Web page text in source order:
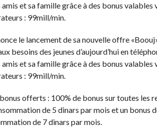
et sa famille grâce à des bonus valables
: 99mill/min.
le lancement de sa nouvelle offre
besoins des jeunes d’aujourd’hui en
et sa famille grâce à des bonus valables
: 99mill/min.
offerts : 100% de bonus sur toutes les
de 5 dinars par mois et un bonus
de 7 dinars par mois.